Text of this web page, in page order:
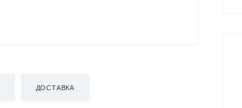
ДОСТАВКА